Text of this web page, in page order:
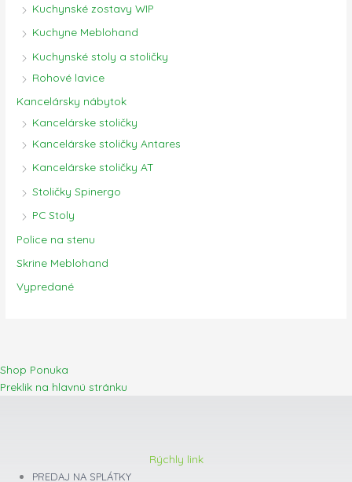
Kuchynské zostavy WIP
Kuchyne Meblohand
Kuchynské stoly a stoličky
Rohové lavice
Kancelársky nábytok
Kancelárske stoličky
Kancelárske stoličky Antares
Kancelárske stoličky AT
Stoličky Spinergo
PC Stoly
Police na stenu
Skrine Meblohand
Vypredané
Shop Ponuka
Preklik na hlavnú stránku
Rýchly link
PREDAJ NA SPLÁTKY